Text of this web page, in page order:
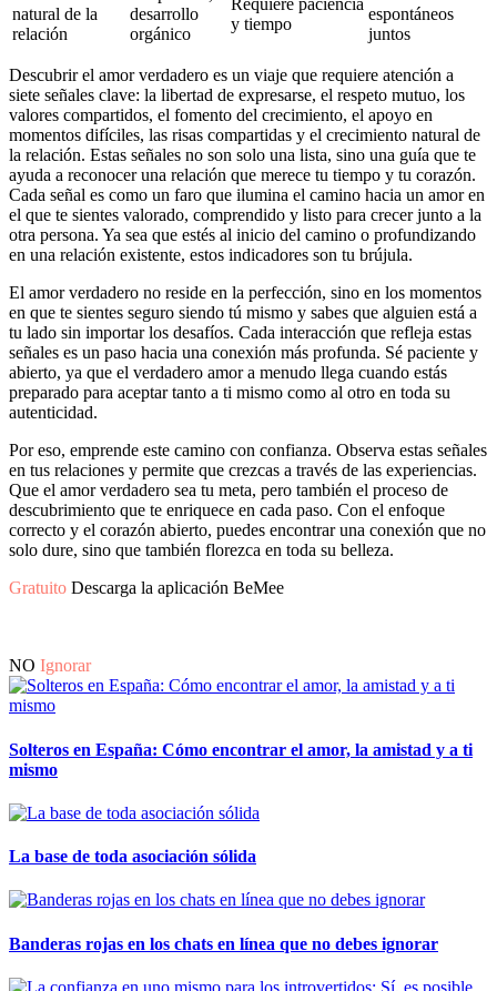
natural de la
relación
desarrollo
orgánico
Requiere paciencia
y tiempo
espontáneos
juntos
Descubrir el amor verdadero es un viaje que requiere atención a
siete señales clave: la libertad de expresarse, el respeto mutuo, los
valores compartidos, el fomento del crecimiento, el apoyo en
momentos difíciles, las risas compartidas y el crecimiento natural de
la relación. Estas señales no son solo una lista, sino una guía que te
ayuda a reconocer una relación que merece tu tiempo y tu corazón.
Cada señal es como un faro que ilumina el camino hacia un amor en
el que te sientes valorado, comprendido y listo para crecer junto a la
otra persona. Ya sea que estés al inicio del camino o profundizando
en una relación existente, estos indicadores son tu brújula.
El amor verdadero no reside en la perfección, sino en los momentos
en que te sientes seguro siendo tú mismo y sabes que alguien está a
tu lado sin importar los desafíos. Cada interacción que refleja estas
señales es un paso hacia una conexión más profunda. Sé paciente y
abierto, ya que el verdadero amor a menudo llega cuando estás
preparado para aceptar tanto a ti mismo como al otro en toda su
autenticidad.
Por eso, emprende este camino con confianza. Observa estas señales
en tus relaciones y permite que crezcas a través de las experiencias.
Que el amor verdadero sea tu meta, pero también el proceso de
descubrimiento que te enriquece en cada paso. Con el enfoque
correcto y el corazón abierto, puedes encontrar una conexión que no
solo dure, sino que también florezca en toda su belleza.
Gratuito Descarga la aplicación BeMee
NO Ignorar
Solteros en España: Cómo encontrar el amor, la amistad y a ti
mismo
La base de toda asociación sólida
Banderas rojas en los chats en línea que no debes ignorar